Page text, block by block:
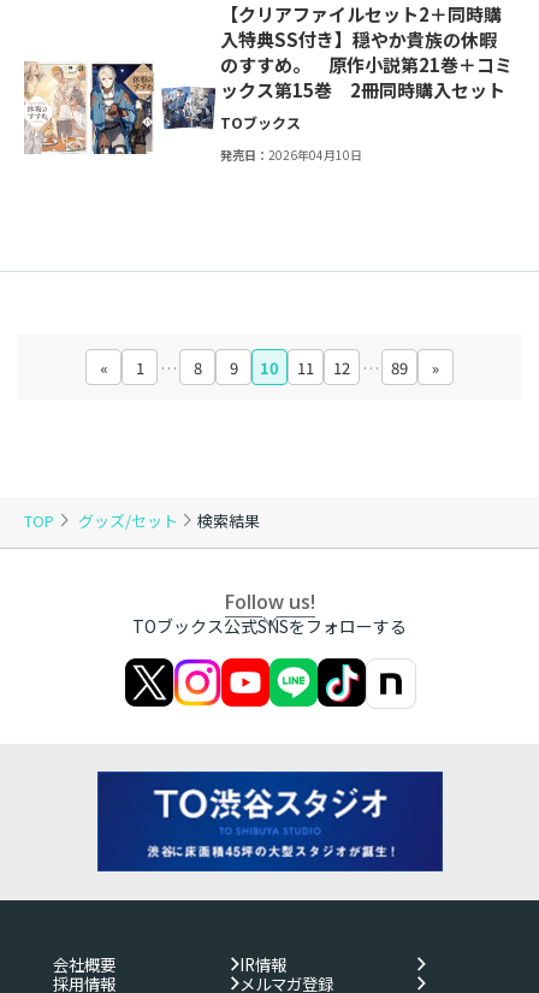
TOP グッズ/セット 検索結果
【クリアファイルセット2＋同時購
入特典SS付き】穏やか貴族の休暇
のすすめ。 原作小説第21巻＋コミ
ックス第15巻 2冊同時購入セット
TOブックス
発売日：2026年04月10日
« 1 … 8 9 10 11 12 … 89 »
Follow us!
TOブックス公式SNSをフォローする
会社概要
IR情報
採用情報
メルマガ登録